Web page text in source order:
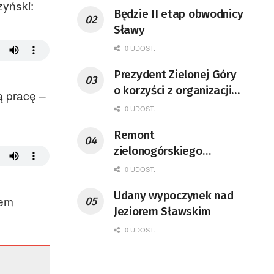
pracę –
Będzie II etap obwodnicy
Sławy
0 UDOST.
Prezydent Zielonej Góry
o korzyści z organizacji
mety Tour de Pologne
0 UDOST.
Remont
zielonogórskiego
deptaka zgodnie z
0 UDOST.
Udany wypoczynek nad
Jeziorem Sławskim
0 UDOST.